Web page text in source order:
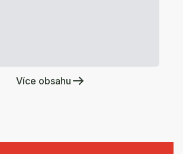
Více obsahu